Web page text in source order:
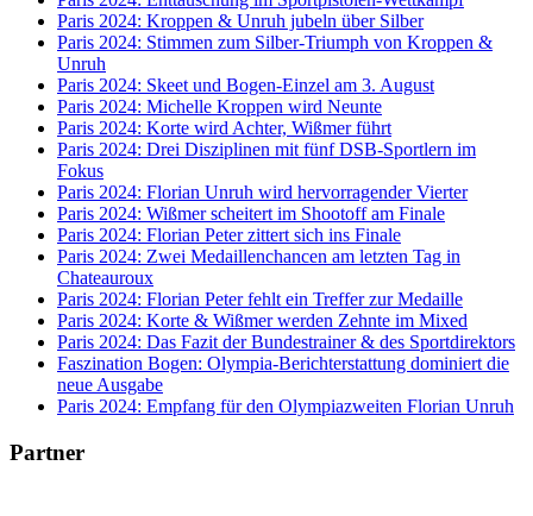
Paris 2024: Kroppen & Unruh jubeln über Silber
Paris 2024: Stimmen zum Silber-Triumph von Kroppen &
Unruh
Paris 2024: Skeet und Bogen-Einzel am 3. August
Paris 2024: Michelle Kroppen wird Neunte
Paris 2024: Korte wird Achter, Wißmer führt
Paris 2024: Drei Disziplinen mit fünf DSB-Sportlern im
Fokus
Paris 2024: Florian Unruh wird hervorragender Vierter
Paris 2024: Wißmer scheitert im Shootoff am Finale
Paris 2024: Florian Peter zittert sich ins Finale
Paris 2024: Zwei Medaillenchancen am letzten Tag in
Chateauroux
Paris 2024: Florian Peter fehlt ein Treffer zur Medaille
Paris 2024: Korte & Wißmer werden Zehnte im Mixed
Paris 2024: Das Fazit der Bundestrainer & des Sportdirektors
Faszination Bogen: Olympia-Berichterstattung dominiert die
neue Ausgabe
Paris 2024: Empfang für den Olympiazweiten Florian Unruh
Partner